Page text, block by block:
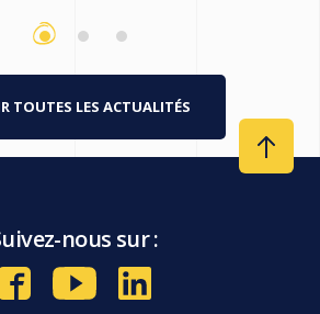
TOUTES LES ACTUALITÉS
nous sur :